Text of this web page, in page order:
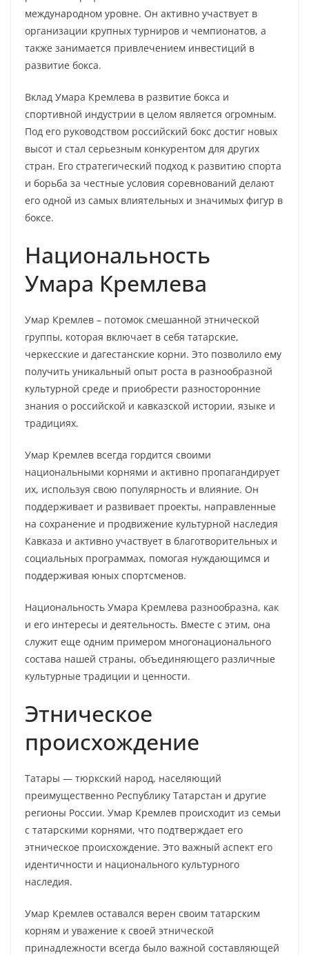
международном уровне. Он активно участвует в
организации крупных турниров и чемпионатов, а
также занимается привлечением инвестиций в
развитие бокса.
Вклад Умара Кремлева в развитие бокса и
спортивной индустрии в целом является огромным.
Под его руководством российский бокс достиг новых
высот и стал серьезным конкурентом для других
стран. Его стратегический подход к развитию спорта
и борьба за честные условия соревнований делают
его одной из самых влиятельных и значимых фигур в
боксе.
Национальность
Умара Кремлева
Умар Кремлев – потомок смешанной этнической
группы, которая включает в себя татарские,
черкесские и дагестанские корни. Это позволило ему
получить уникальный опыт роста в разнообразной
культурной среде и приобрести разносторонние
знания о российской и кавказской истории, языке и
традициях.
Умар Кремлев всегда гордится своими
национальными корнями и активно пропагандирует
их, используя свою популярность и влияние. Он
поддерживает и развивает проекты, направленные
на сохранение и продвижение культурной наследия
Кавказа и активно участвует в благотворительных и
социальных программах, помогая нуждающимся и
поддерживая юных спортсменов.
Национальность Умара Кремлева разнообразна, как
и его интересы и деятельность. Вместе с этим, она
служит еще одним примером многонационального
состава нашей страны, объединяющего различные
культурные традиции и ценности.
Этническое
происхождение
Татары — тюркский народ, населяющий
преимущественно Республику Татарстан и другие
регионы России. Умар Кремлев происходит из семьи
с татарскими корнями, что подтверждает его
этническое происхождение. Это важный аспект его
идентичности и национального культурного
наследия.
Умар Кремлев оставался верен своим татарским
корням и уважение к своей этнической
принадлежности всегда было важной составляющей